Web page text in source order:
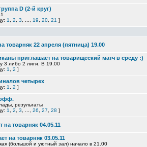
D (2-й круг)
1 2 3 19 20 21 ]
товарняк 22 апреля (пятница) 19.00
приглашает на товарищеский матч в среду :)
3 либо 2 лиги. В 19.00
1 2 ]
четырех
1 2 ]
офф.
результаты
1 2 3 26 27 28 ]
на товарняк 04.05.11
на товарняк 03.05.11
(большой и уютный зал) начало в 21.00